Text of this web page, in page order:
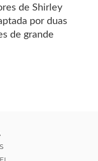
de Shirley
por duas
de grande